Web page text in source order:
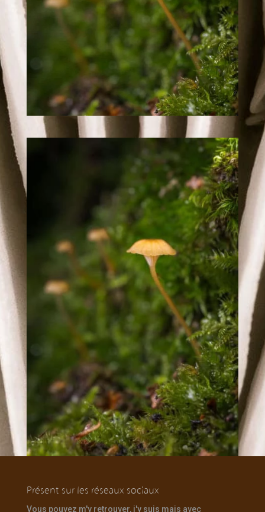
Présent sur les réseaux sociaux
Vous pouvez m'y retrouver, j'y suis mais avec